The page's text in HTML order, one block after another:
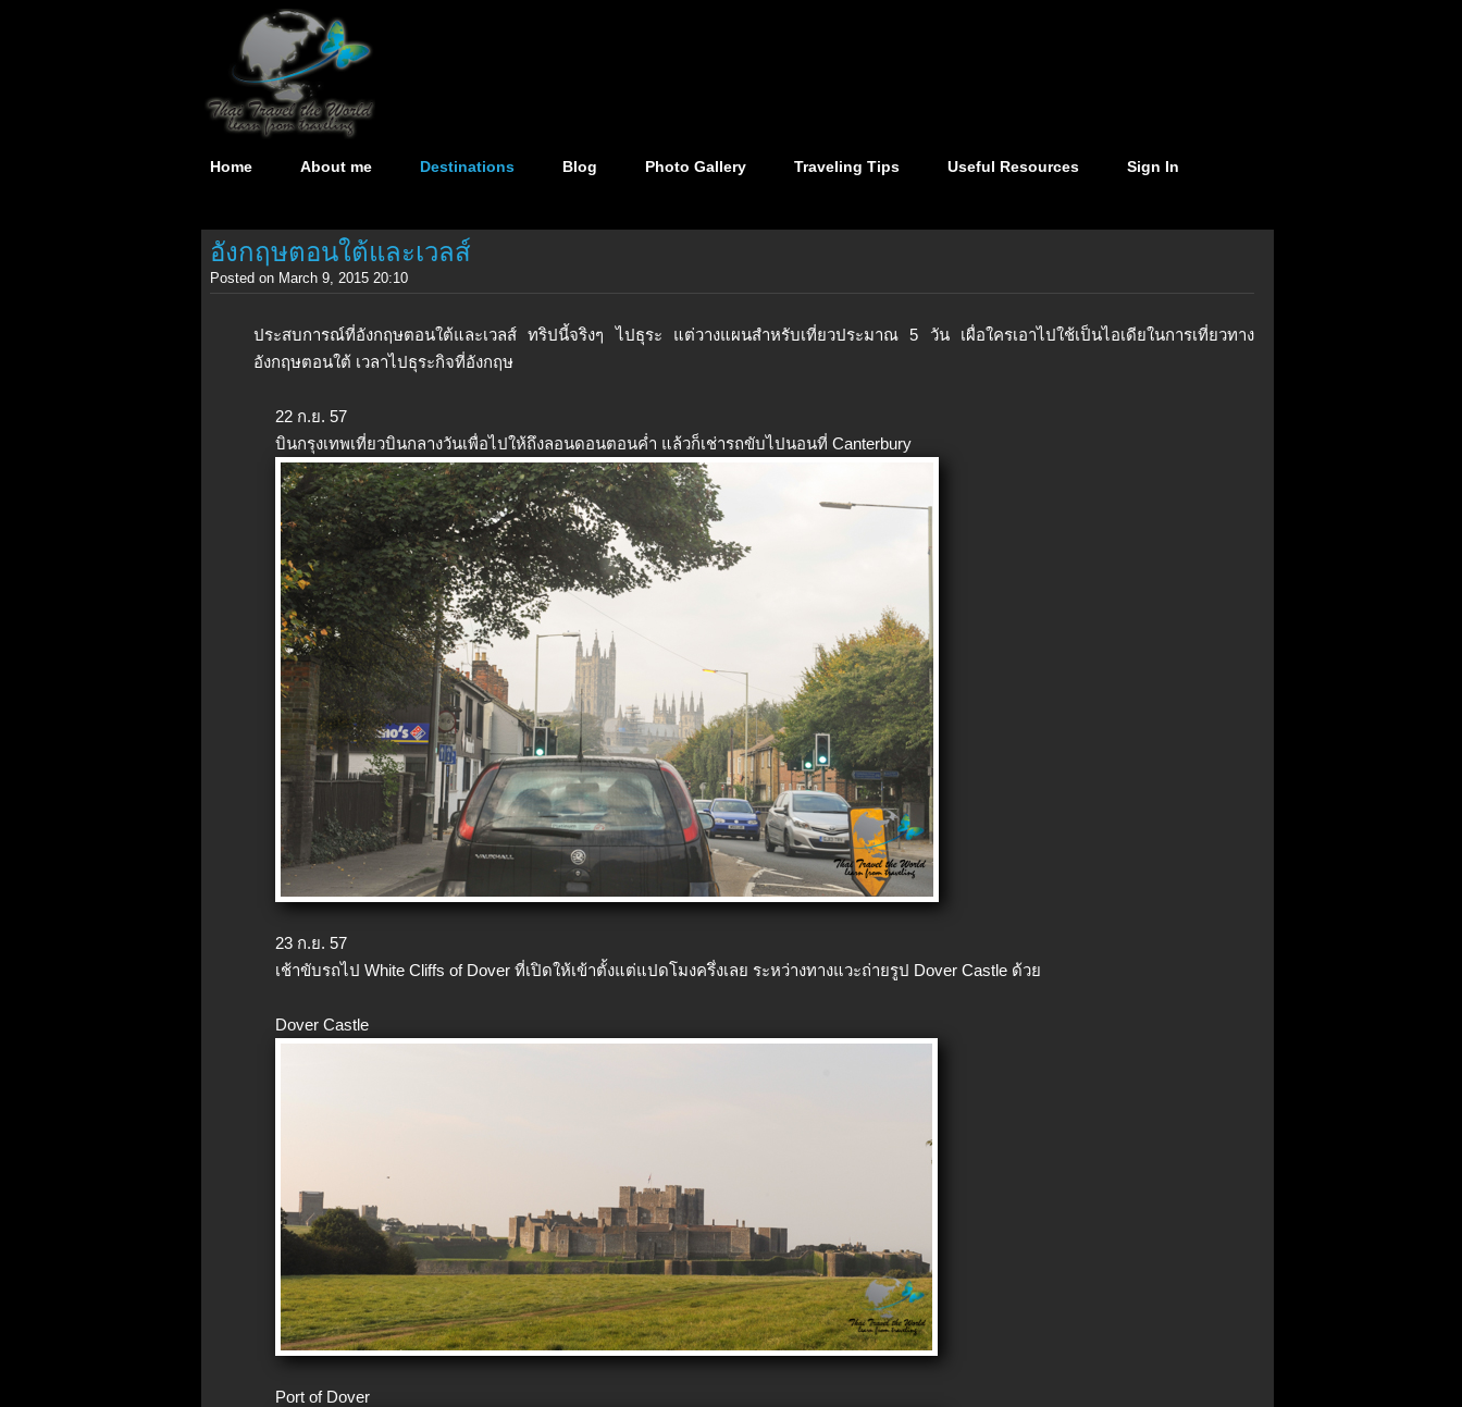
Home About me Destinations Blog Photo Gallery Traveling Tips Useful Resources Sign In
อังกฤษตอนใต้และเวลส์
Posted on March 9, 2015 20:10
ประสบการณ์ที่อังกฤษตอนใต้และเวลส์ ทริปนี้จริงๆ ไปธุระ แต่วางแผนสำหรับเที่ยวประมาณ 5 วัน เผื่อใครเอาไปใช้เป็นไอเดียในการเที่ยวทาง
อังกฤษตอนใต้ เวลาไปธุระกิจที่อังกฤษ
22 ก.ย. 57
บินกรุงเทพเที่ยวบินกลางวันเพื่อไปให้ถึงลอนดอนตอนค่ำ แล้วก็เช่ารถขับไปนอนที่ Canterbury
23 ก.ย. 57
เช้าขับรถไป White Cliffs of Dover ที่เปิดให้เข้าตั้งแต่แปดโมงครึ่งเลย ระหว่างทางแวะถ่ายรูป Dover Castle ด้วย
Dover Castle
Port of Dover